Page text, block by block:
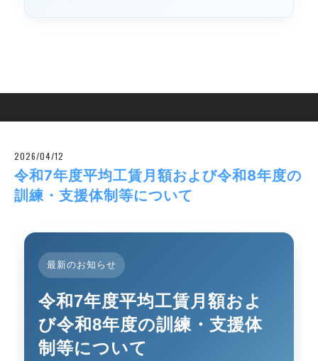
2026/04/12
令和7年度平均工賃月額および令和8年度の
訓練・支援体制等について
最新のお知らせ
令和7年度平均工賃月額およ
び令和8年度の訓練・支援体
制等について